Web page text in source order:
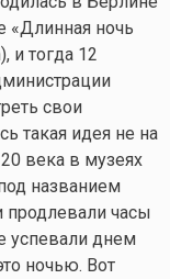
«Длинная ночь
и тогда 12
свои
такая идея не на
века в музеях
названием
продлевали часы
успевали днем
ночью. Вот